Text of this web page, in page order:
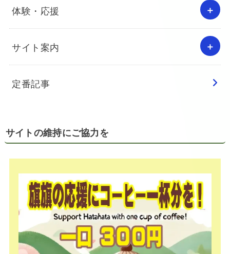
体験・応援
サイト案内
定番記事
サイトの維持にご協力を